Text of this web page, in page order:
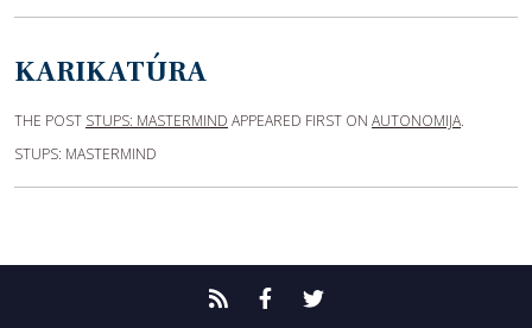
KARIKATÚRA
THE POST STUPS: MASTERMIND APPEARED FIRST ON AUTONOMIJA.
STUPS: MASTERMIND